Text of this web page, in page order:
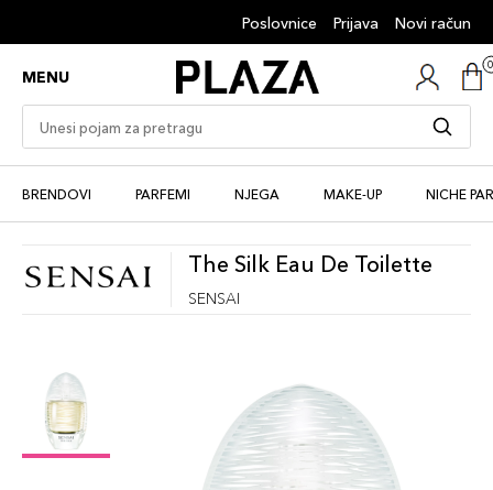
Poslovnice Prijava Novi račun
MENU
BRENDOVI PARFEMI NJEGA MAKE-UP NICHE
The Silk Eau De Toilette
SENSAI